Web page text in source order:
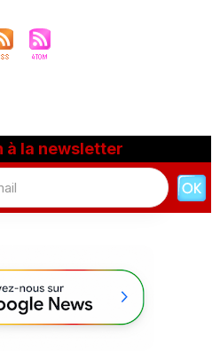
à la newsletter